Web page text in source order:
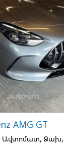
AMG GT
Ավտոմատ, Ձախ,